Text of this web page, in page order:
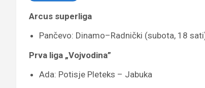
Arcus superliga
Pančevo: Dinamo–Radnički (subota, 18
Prva liga „Vojvodina”
Ada: Potisje Pleteks – Jabuka